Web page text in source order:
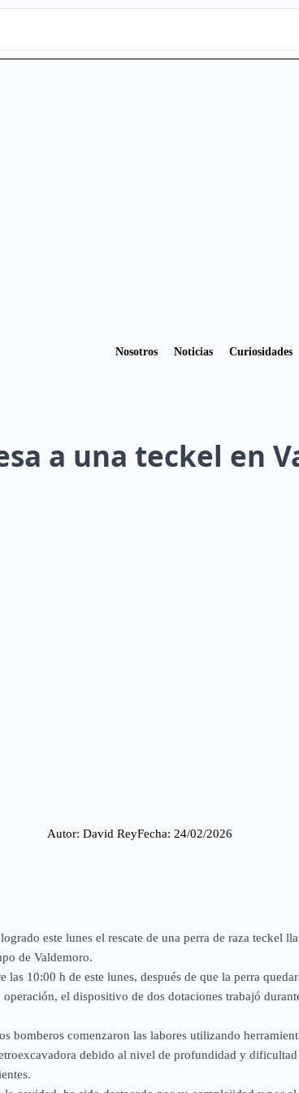
Nosotros Noticias Curiosidades
a una teckel en
Autor: David ReyFecha: 24/02/2026
este lunes el rescate de una perra de raza teckel
de Valdemoro.
10:00 h de este lunes, después de que la perra
el dispositivo de dos dotaciones trabajó
bomberos comenzaron las labores utilizando
debido al nivel de profundidad y